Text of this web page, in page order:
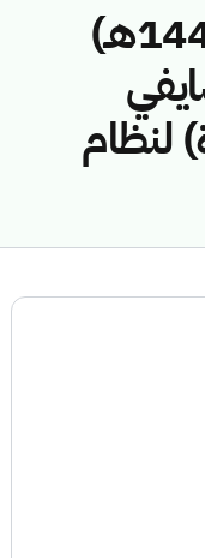
(41748308/ق/1443هـ)
لنظام